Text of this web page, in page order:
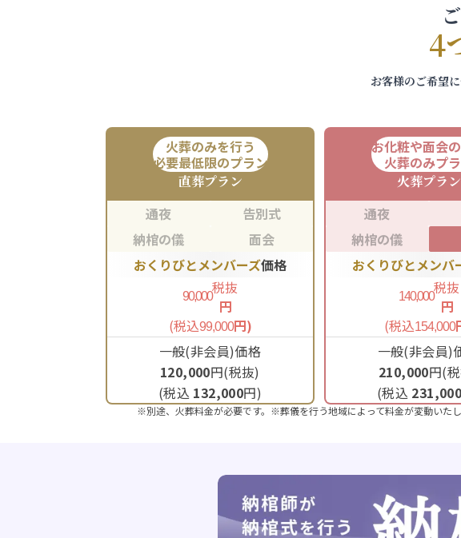
4
お客様のご希望
火葬のみを行う
必要最低限のプラン
直葬プラン
通夜
告別式
納棺の儀
面会
おくりびとメンバーズ価格
90,000税抜
円
(税込99,000円)
一般(非会員)価格
120,000円(税抜)
(税込 132,000円)
お化粧や面会
火葬のみプ
火葬プラン
通夜
納棺の儀
おくりびとメンバ
140,000税抜
円
(税込154,000
一般(非会員)
210,000円(
(税込 231,000
※別途、火葬料金が必要です。※葬儀を行う地域によって料金が変動いた